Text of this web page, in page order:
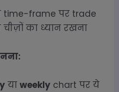
frame पर trade
का ध्यान रखना
या weekly chart पर ये